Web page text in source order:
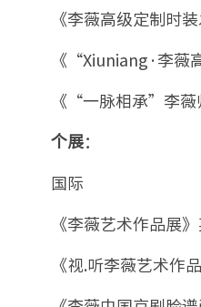
《李薇高级定制时
《“Xiuniang·李
《“一脉相承”李薇
个展：
国际
《李薇艺术作品展
《视.听李薇艺术作